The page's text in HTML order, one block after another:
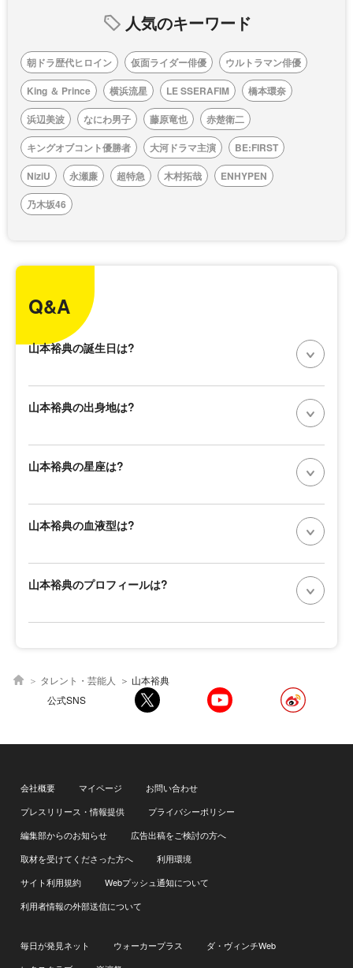
人気のキーワード
朝ドラ歴代ヒロイン 仮面ライダー俳優
ウルトラマン俳優
King ＆ Prince
横浜流星 LE SSERAFIM
橋本環奈
浜辺美波
なにわ男子 藤原竜也
赤楚衛二
キングオブコント優勝者
大河ドラマ主演
BE:FIRST
NiziU
永瀬廉 超特急 木村拓哉
ENHYPEN
乃木坂46
Q&A
山本裕典の誕生日は?
山本裕典の出身地は?
山本裕典の星座は?
山本裕典の血液型は?
山本裕典のプロフィールは?
タレント・芸能人
山本裕典
公式SNS
会社概要 マイページ
お問い合わせ
プレスリリース・情報提供
プライバシーポリシー
編集部からのお知らせ
広告出稿をご検討の方へ
取材を受けてくださった方へ
利用環境
サイト利用規約
Webプッシュ通知について
利用者情報の外部送信について
毎日が発見ネット ウォーカープラス
ダ・ヴィンチWeb